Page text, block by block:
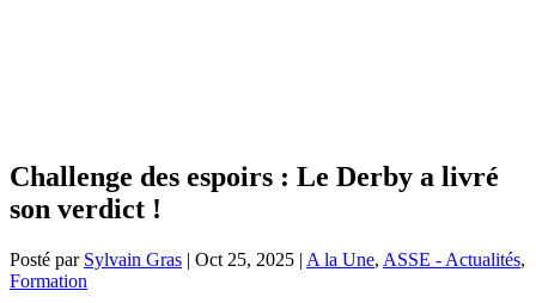
Challenge des espoirs : Le Derby a livré
son verdict !
Posté par Sylvain Gras | Oct 25, 2025 | A la Une, ASSE - Actualités,
Formation